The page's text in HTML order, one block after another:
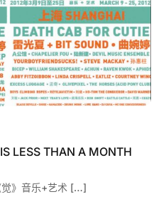
LESS THAN A MONTH
觉》音乐+艺术 […]